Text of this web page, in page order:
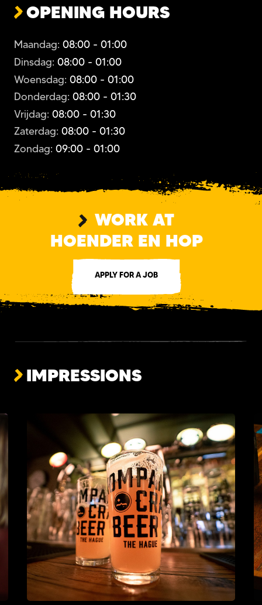
OPENING HOURS
Maandag: 08:00 - 01:00
Dinsdag: 08:00 - 01:00
Woensdag: 08:00 - 01:00
Donderdag: 08:00 - 01:30
Vrijdag: 08:00 - 01:30
Zaterdag: 08:00 - 01:30
Zondag: 09:00 - 01:00
WORK AT
HOENDER EN HOP
APPLY FOR A JOB
IMPRESSIONS